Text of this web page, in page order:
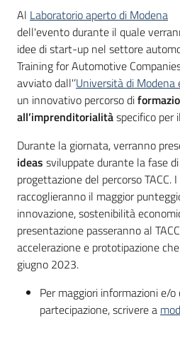
Progetti
e
attività
Servizi
Comunicazione
e
partecipazione
Seguici
Cos'è
Al Laboratorio aperto di Modena
dell'evento durante il quale
idee di start-up nel settore
Training for Automotive
avviato dall'’Università di Modena
un innovativo percorso di
all’imprenditorialitàspecifico per
Durante la giornata, verranno
ideas sviluppate durante la fase
progettazione del percorso TACC.
raccoglieranno il maggior
innovazione, sostenibilità
presentazione passeranno al
accelerazione e prototipazione
giugno 2023.
Per maggiori informazioni e/
partecipazione, scrivere a